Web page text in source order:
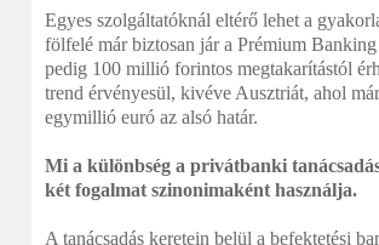
Egyes szolgáltatóknál eltérő lehet a
fölfelé már biztosan jár a Prémium
pedig 100 millió forintos megtakarítástól
trend érvényesül, kivéve Ausztriát, ahol
egymillió euró az alsó határ.
Mi a különbség a privátbanki
két fogalmat szinonimaként használja.
A tanácsadás keretein belül a befektetési